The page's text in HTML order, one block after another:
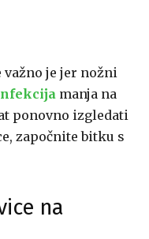
je jer nožni
manja na
ponovno izgledati
započnite bitku s
na